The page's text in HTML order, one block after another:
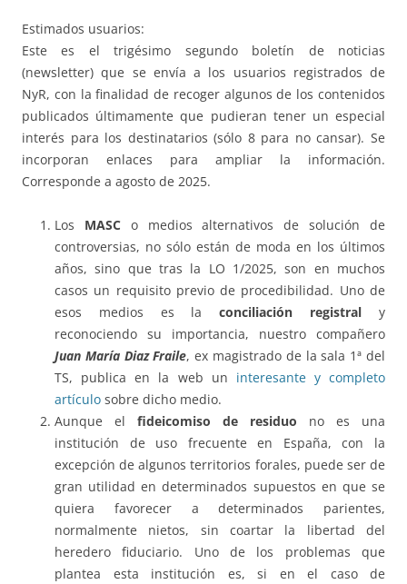
Estimados usuarios:
Este es el trigésimo segundo boletín de noticias
(newsletter) que se envía a los usuarios registrados de
NyR, con la finalidad de recoger algunos de los contenidos
publicados últimamente que pudieran tener un especial
interés para los destinatarios (sólo 8 para no cansar). Se
incorporan enlaces para ampliar la información.
Corresponde a agosto de 2025.
Los MASCo medios alternativos de solución de
controversias, no sólo están de moda en los últimos
años, sino que tras la LO 1/2025, son en muchos
casos un requisito previo de procedibilidad. Uno de
esos medios es laconciliación registral y
reconociendo su importancia, nuestro compañero
Juan María Diaz Fraile, ex magistrado de la sala 1ª del
TS, publica en la web un interesante y completo
artículo sobre dicho medio.
Aunque el fideicomiso de residuo no es una
institución de uso frecuente en España, con la
excepción de algunos territorios forales, puede ser de
gran utilidad en determinados supuestos en que se
quiera favorecer a determinados parientes,
normalmente nietos, sin coartar la libertad del
heredero fiduciario. Uno de los problemas que
plantea esta institución es, si en el caso de